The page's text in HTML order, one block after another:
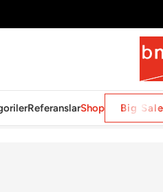
ReferanslarShop Big Sale